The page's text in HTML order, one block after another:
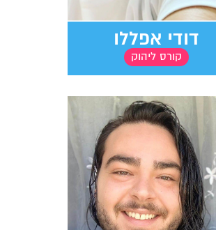
דודי אפללו
קורס ליהוק